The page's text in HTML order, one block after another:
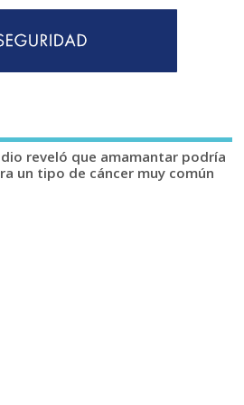
reveló que amamantar podría
un tipo de cáncer muy común